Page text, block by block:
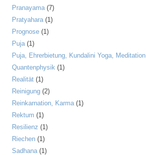
Pranayama(7)
Pratyahara(1)
Prognose (1)
Puja(1)
Puja, Ehrerbietung, Kundalini Yoga, Meditation
Quantenphysik (1)
Realität (1)
Reinigung (2)
Reinkarnation, Karma(1)
Rektum (1)
Resilienz (1)
Riechen (1)
Sadhana(1)